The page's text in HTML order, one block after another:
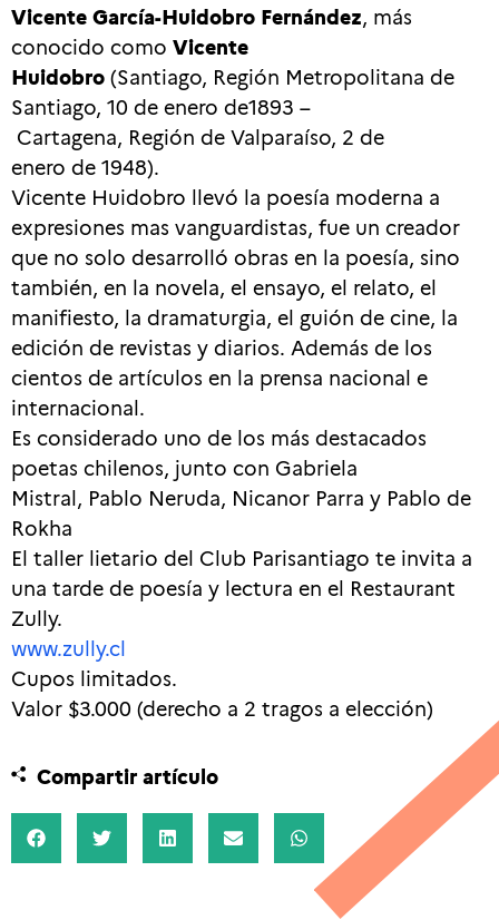
Vicente García-Huidobro Fernández, más
conocido como Vicente
Huidobro (Santiago, Región Metropolitana de
Santiago, 10 de enero de1893 –
Cartagena, Región de Valparaíso, 2 de
enero de 1948).
Vicente Huidobro llevó la poesía moderna a
expresiones mas vanguardistas, fue un creador
que no solo desarrolló obras en la poesía, sino
también, en la novela, el ensayo, el relato, el
manifiesto, la dramaturgia, el guión de cine, la
edición de revistas y diarios. Además de los
cientos de artículos en la prensa nacional e
internacional.
Es considerado uno de los más destacados
poetas chilenos, junto con Gabriela
Mistral, Pablo Neruda, Nicanor Parra y Pablo de
Rokha
El taller lietario del Club Parisantiago te invita a
una tarde de poesía y lectura en el Restaurant
Zully.
www.zully.cl
Cupos limitados.
Valor $3.000 (derecho a 2 tragos a elección)
Compartir artículo